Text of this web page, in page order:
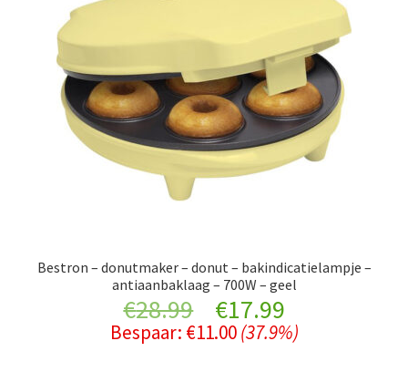
Bestron – donutmaker – donut – bakindicatielampje –
antiaanbaklaag – 700W – geel
€28.99
Original
price
€17.99Current
price
Bespaar: €11.00 (37.9%)